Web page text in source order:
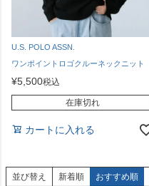
U.S. POLO ASSN.
ワンポイントロゴクルーネックニット
¥5,500税込
在庫切れ
カートに入れる
並び替え 新着順 おすすめ順